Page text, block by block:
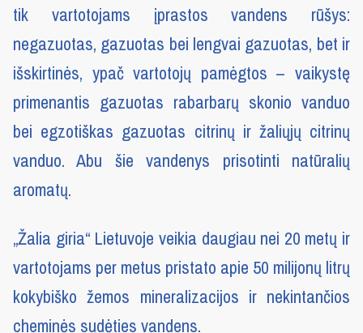
tik vartotojams įprastos vandens rūšys:
negazuotas, gazuotas bei lengvai gazuotas, bet ir
išskirtinės, ypač vartotojų pamėgtos – vaikystę
primenantis gazuotas rabarbarų skonio vanduo
bei egzotiškas gazuotas citrinų ir žaliųjų citrinų
vanduo. Abu šie vandenys prisotinti natūralių
aromatų.
„Žalia giria“ Lietuvoje veikia daugiau nei 20 metų ir
vartotojams per metus pristato apie 50 milijonų litrų
kokybiško žemos mineralizacijos ir nekintančios
cheminės sudėties vandens.